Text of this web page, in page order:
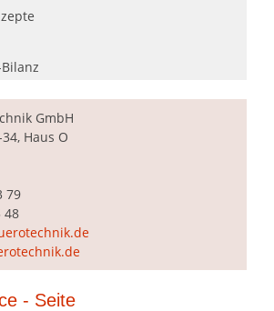
Bilanz
GmbH
Haus O
79
48
- Seite